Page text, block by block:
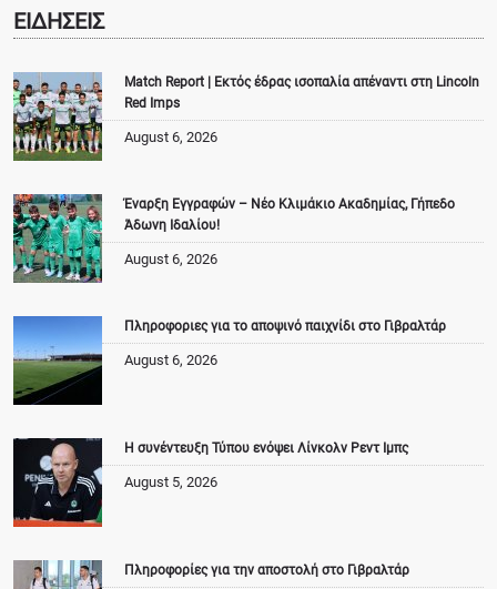
ΕΙΔΗΣΕΙΣ
Match Report | Εκτός έδρας ισοπαλία απέναντι στη Lincoln
Red Imps
August 6, 2026
Έναρξη Εγγραφών – Νέο Κλιμάκιο Ακαδημίας, Γήπεδο
Άδωνη Ιδαλίου!
August 6, 2026
Πληροφοριες για το αποψινό παιχνίδι στο Γιβραλτάρ
August 6, 2026
Η συνέντευξη Τύπου ενόψει Λίνκολν Ρεντ Ιμπς
August 5, 2026
Πληροφορίες για την αποστολή στο Γιβραλτάρ